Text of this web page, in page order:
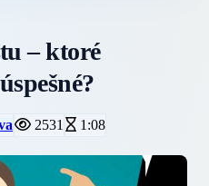
– ktoré
2531 1:08